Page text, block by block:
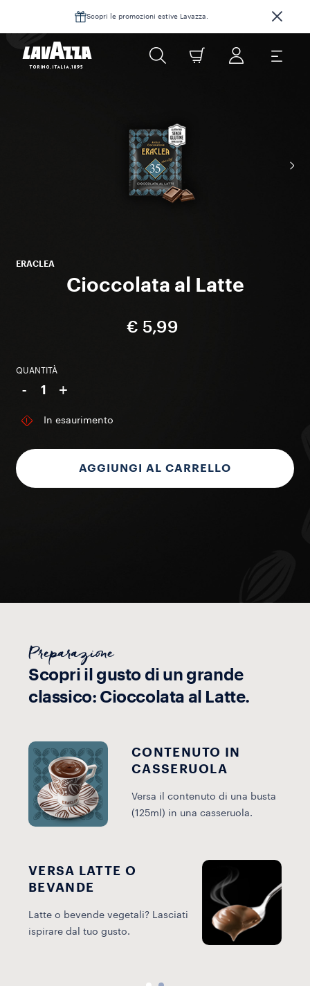
Scopri le promozioni estive Lavazza.
ERACLEA
Cioccolata al Latte
€ 5,99
QUANTITÀ
- 1 +
In esaurimento
AGGIUNGI AL CARRELLO
Preparazione
Scopri il gusto di un grande
classico: Cioccolata al Latte.
CONTENUTO IN
CASSERUOLA
Versa il contenuto di una busta
(125ml) in una casseruola.
VERSA LATTE O
BEVANDE
Latte o bevende vegetali? Lasciati
ispirare dal tuo gusto.